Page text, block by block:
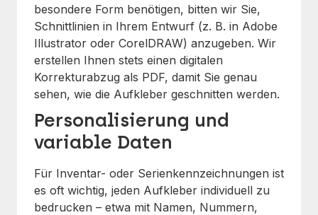
besondere Form benötigen, bitten wir Sie,
Schnittlinien in Ihrem Entwurf (z. B. in Adobe
Illustrator oder CorelDRAW) anzugeben. Wir
erstellen Ihnen stets einen digitalen
Korrekturabzug als PDF, damit Sie genau
sehen, wie die Aufkleber geschnitten werden.
Personalisierung und
variable Daten
Für Inventar- oder Serienkennzeichnungen ist
es oft wichtig, jeden Aufkleber individuell zu
bedrucken – etwa mit Namen, Nummern,